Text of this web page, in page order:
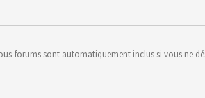
forums sont automatiquement inclus si vous ne